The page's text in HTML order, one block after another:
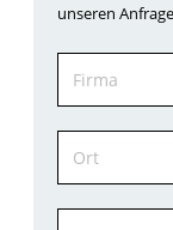
unseren